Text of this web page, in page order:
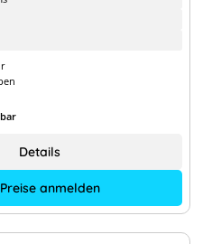
anmelden
Details